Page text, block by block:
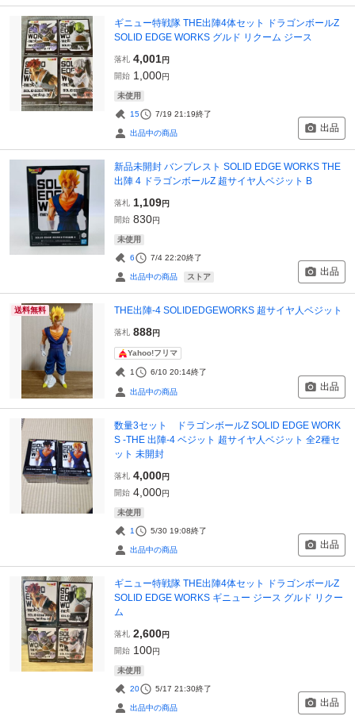
ギニュー特戦隊 THE出陣4体セット ドラゴンボールZ
SOLID EDGE WORKS グルド リクーム ジース
落札 4,001円
開始 1,000円
未使用
15 7/19 21:19終了
出品中の商品 出品
新品未開封 バンプレスト SOLID EDGE WORKS THE
出陣 4 ドラゴンボールZ 超サイヤ人ベジット B
落札 1,109円
開始 830円
未使用
6 7/4 22:20終了
出品中の商品 ストア 出品
送料無料 THE出陣-4 SOLIDEDGEWORKS 超サイヤ人ベジット
落札 888円
Yahoo!フリマ
1 6/10 20:14終了
出品中の商品 出品
数量3セット ドラゴンボールZ SOLID EDGE WORK
S -THE 出陣-4 ベジット 超サイヤ人ベジット 全2種セ
ット 未開封
落札 4,000円
開始 4,000円
未使用
1 5/30 19:08終了
出品中の商品 出品
ギニュー特戦隊 THE出陣4体セット ドラゴンボールZ
SOLID EDGE WORKS ギニュー ジース グルド リクー
ム
落札 2,600円
開始 100円
未使用
20 5/17 21:30終了
出品中の商品 出品